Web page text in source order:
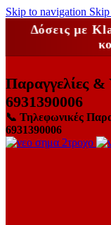
Skip to navigation
Δόσεις με
Παραγγελίες
6931390006
📞 Τηλεφωνικές
6931390006